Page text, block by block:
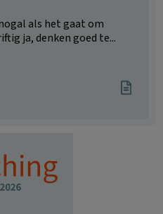
als het gaat om
ja, denken goed te...